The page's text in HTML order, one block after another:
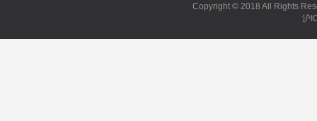
Copyright © 2018 All Rights
沪